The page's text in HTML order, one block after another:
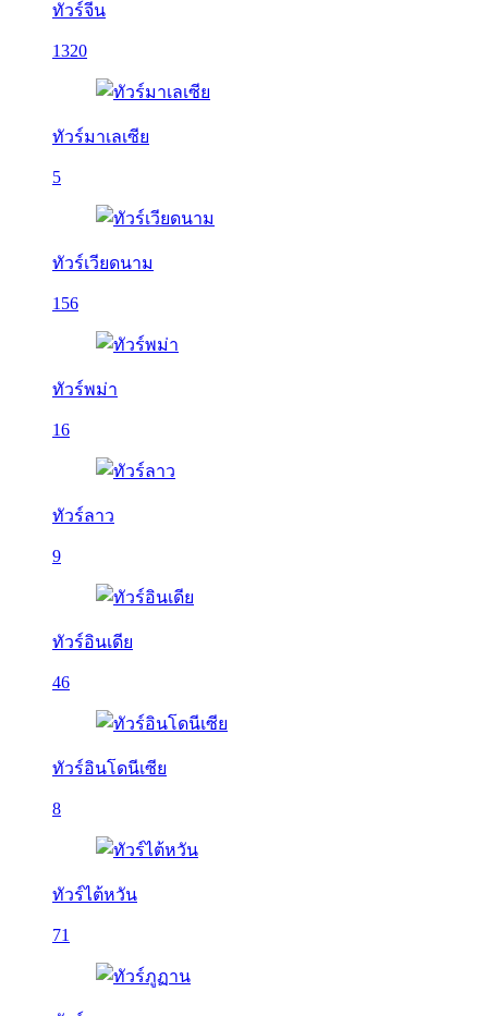
ทัวร์จีน
1320
ทัวร์มาเลเซีย
5
ทัวร์เวียดนาม
156
ทัวร์พม่า
16
ทัวร์ลาว
9
ทัวร์อินเดีย
46
ทัวร์อินโดนีเซีย
8
ทัวร์ไต้หวัน
71